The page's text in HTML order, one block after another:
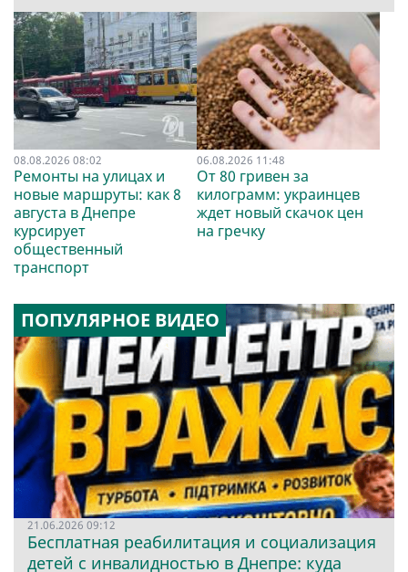
08.08.2026 08:02
Ремонты на улицах и
новые маршруты: как 8
августа в Днепре
курсирует
общественный
транспорт
06.08.2026 11:48
От 80 гривен за
килограмм: украинцев
ждет новый скачок цен
на гречку
ПОПУЛЯРНОЕ ВИДЕО
21.06.2026 09:12
Бесплатная реабилитация и социализация
детей с инвалидностью в Днепре: куда